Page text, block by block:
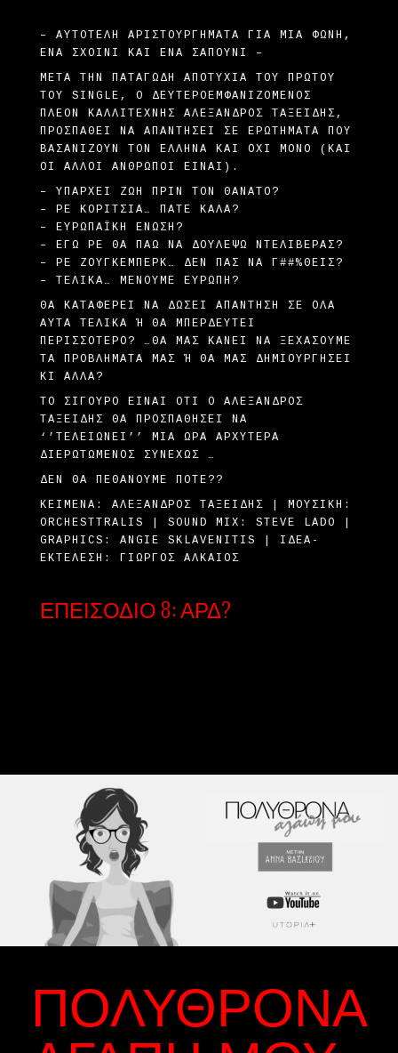
– AΥΤΟΤΕΛΉ ΑΡΙΣΤΟΥΡΓΉΜΑΤΑ ΓΙΑ ΜΙΑ ΦΩΝΉ,
ΈΝΑ ΣΧΟΙΝΊ ΚΑΙ ΈΝΑ ΣΑΠΟΎΝΙ –
ΜΕΤΆ ΤΗΝ ΠΑΤΑΓΏΔΗ ΑΠΟΤΥΧΊΑ ΤΟΥ ΠΡΏΤΟΥ
ΤΟΥ SINGLE, Ο ΔΕΥΤΕΡΟΕΜΦΑΝΙΖΌΜΕΝΟΣ
ΠΛΈΟΝ ΚΑΛΛΙΤΈΧΝΗΣ ΑΛΈΞΑΝΔΡΟΣ TΑΞΕΊΔΗΣ,
ΠΡΟΣΠΑΘΕΊ ΝΑ ΑΠΑΝΤΉΣΕΙ ΣΕ ΕΡΩΤΉΜΑΤΑ ΠΟΥ
ΒΑΣΑΝΊΖΟΥΝ ΤΟΝ ΈΛΛΗΝΑ ΚΑΙ ΌΧΙ ΜΌΝΟ (ΚΑΙ
ΟΙ ΆΛΛΟΙ ΆΝΘΡΩΠΟΙ ΕΊΝΑΙ).
– ΥΠΆΡΧΕΙ ΖΩΉ ΠΡΙΝ ΤΟΝ ΘΆΝΑΤΟ?
– ΡΕ ΚΟΡΊΤΣΙΑ… ΠΆΤΕ ΚΑΛΆ?
– ΕΥΡΩΠΑΪΚΉ ΈΝΩΣΗ?
– ΕΓΏ ΡΕ ΘΑ ΠΆΩ ΝΑ ΔΟΥΛΈΨΩ ΝΤΕΛΙΒΕΡΆΣ?
– ΡΕ ΖΟΎΓΚΕΜΠΕΡΚ… ΔΕΝ ΠΑΣ ΝΑ Γ##%ΘΕΊΣ?
– ΤΕΛΙΚΆ… ΜΈΝΟΥΜΕ ΕΥΡΏΠΗ?
ΘΑ ΚΑΤΑΦΈΡΕΙ ΝΑ ΔΏΣΕΙ ΑΠΆΝΤΗΣΗ ΣΕ ΌΛΑ
ΑΥΤΆ ΤΕΛΙΚΆ Ή ΘΑ ΜΠΕΡΔΕΥΤΕΊ Π
ΕΡΙΣΣΌΤΕΡΟ? …ΘΑ ΜΑΣ ΚΆΝΕΙ ΝΑ ΞΕΧΆΣΟΥΜΕ Τ
Α ΠΡΟΒΛΉΜΑΤΆ ΜΑΣ Ή ΘΑ ΜΑΣ ΔΗΜΙΟΥΡΓΉΣΕΙ ΚΙ
ΆΛΛΑ?
ΤΟ ΣΊΓΟΥΡΟ ΕΊΝΑΙ ΌΤΙ Ο ΑΛΈΞΑΝΔΡΟΣ
ΤΑΞΕΊΔΗΣ ΘΑ ΠΡΟΣΠΑΘΉΣΕΙ ΝΑ
‘’ΤΕΛΕΙΏΝΕΙ’’ ΜΙΑ ΏΡΑ ΑΡΧΎΤΕΡΑ
ΔΙΕΡΩΤΏΜΕΝΟΣ ΣΥΝΕΧΏΣ …
ΔΕΝ ΘΑ ΠΕΘΆΝΟΥΜΕ ΠΟΤΈ??
ΚΕΊΜΕΝΑ: ΑΛΈΞΑΝΔΡΟΣ TΑΞΕΊΔΗΣ | ΜΟΥΣΙΚΉ:
ORCHESTTRALIS | SOUND MIX: STEVE LADO |
GRAPHICS: ANGIE SKLAVENITIS | ΙΔΈΑ-
ΕΚΤΈΛΕΣΗ: ΓΙΏΡΓΟΣ ΑΛΚΑΊΟΣ
ΕΠΕΙΣΌΔΙΟ 8: ΑΡΔ?
ΠΟΛΥΘΡΌΝΑ